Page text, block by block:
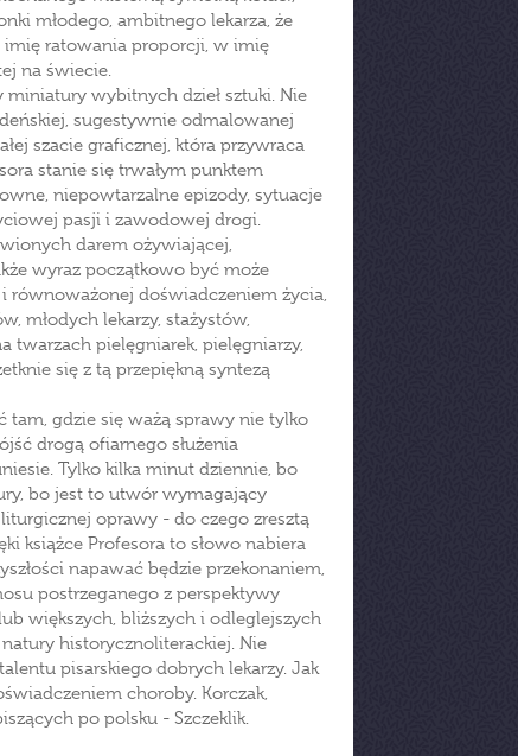
młodego, ambitnego lekarza, że
imię ratowania proporcji, w imię
na świecie.
miniatury wybitnych dzieł sztuki. Nie
sugestywnie odmalowanej
szacie graficznej, która przywraca
stanie się trwałym punktem
niepowtarzalne epizody, sytuacje
pasji i zawodowej drogi.
darem ożywiającej,
wyraz początkowo być może
równoważonej doświadczeniem życia,
młodych lekarzy, stażystów,
pielęgniarek, pielęgniarzy,
się z tą przepiękną syntezą
tam, gdzie się ważą sprawy nie tylko
drogą ofiarnego służenia
Tylko kilka minut dziennie, bo
bo jest to utwór wymagający
oprawy - do czego zresztą
książce Profesora to słowo nabiera
napawać będzie przekonaniem,
postrzeganego z perspektywy
większych, bliższych i odleglejszych
historycznoliterackiej. Nie
pisarskiego dobrych lekarzy. Jak
choroby. Korczak,
po polsku - Szczeklik.